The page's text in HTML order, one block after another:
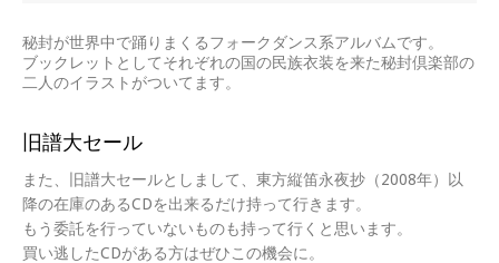
秘封が世界中で踊りまくるフォークダンス系アルバムです。
ブックレットとしてそれぞれの国の民族衣装を来た秘封倶楽部の
二人のイラストがついてます。
旧譜大セール
また、旧譜大セールとしまして、東方縦笛永夜抄（2008年）以
降の在庫のあるCDを出来るだけ持って行きます。
もう委託を行っていないものも持って行くと思います。
買い逃したCDがある方はぜひこの機会に。